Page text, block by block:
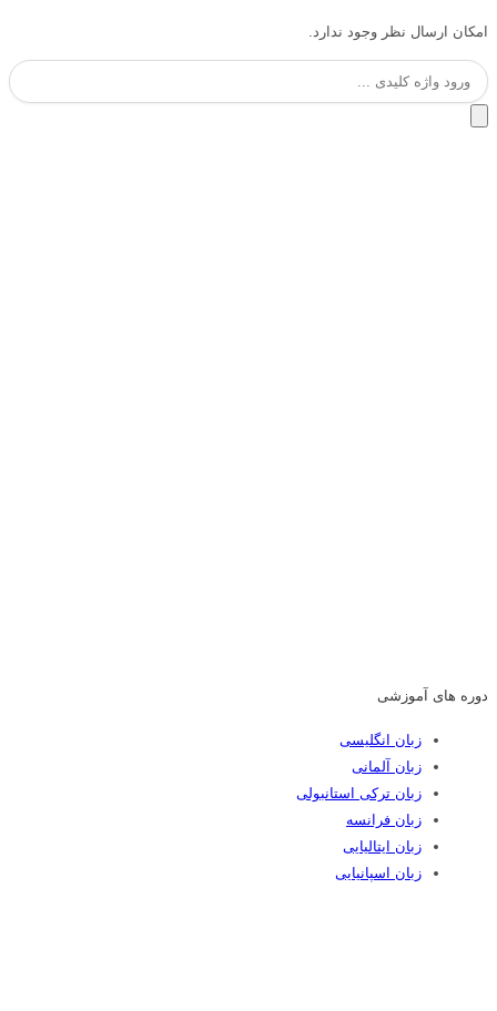
امکان ارسال نظر وجود ندارد.
جستجو
برای:
دوره های آموزشی
زبان انگلیسی
زبان آلمانی
زبان ترکی استانبولی
زبان فرانسه
زبان ایتالیایی
زبان اسپانیایی